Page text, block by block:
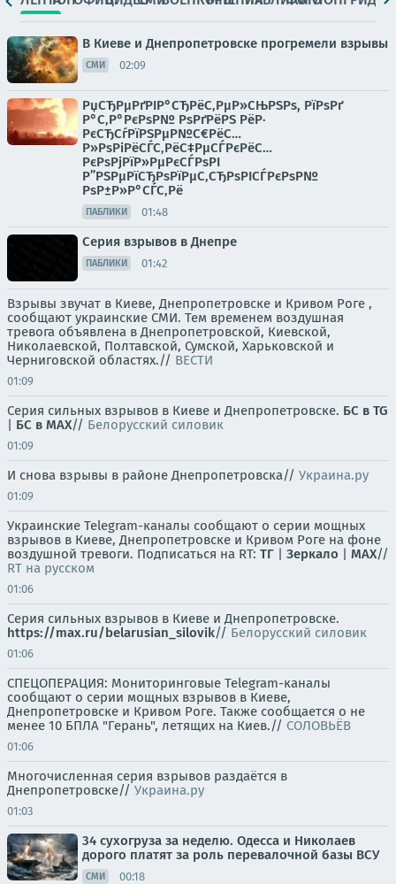
В Киеве и Днепропетровске прогремели взрывы
СМИ 02:09
РџСЂРµРґРІР°СЂРёС‚РµР»СЊРЅРѕ, РїРѕРґ
Р°С‚Р°РєРѕР№ РѕРґРёРЅ РёР·
РєСЂСѓРїРЅРµР№С€РёС…
Р»РѕРіРёСЃС‚РёС‡РµСЃРєРёС…
РєРѕРјРїР»РµРєСЃРѕРІ
Р”РЅРµРїСЂРѕРїРµС‚СЂРѕРІСЃРєРѕР№
РѕР±Р»Р°СЃС‚Рё
ПАБЛИКИ 01:48
Серия взрывов в Днепре
ПАБЛИКИ 01:42
Взрывы звучат в Киеве, Днепропетровске и Кривом Роге ,
сообщают украинские СМИ. Тем временем воздушная
тревога объявлена в Днепропетровской, Киевской,
Николаевской, Полтавской, Сумской, Харьковской и
Черниговской областях.// ВЕСТИ
01:09
Серия сильных взрывов в Киеве и Днепропетровске. БС в TG
| БС в МАХ// Белорусский силовик
01:09
И снова взрывы в районе Днепропетровска// Украина.ру
01:09
Украинские Telegram-каналы сообщают о серии мощных
взрывов в Киеве, Днепропетровске и Кривом Роге на фоне
воздушной тревоги. Подписаться на RT: ТГ | Зеркало | MAX//
RT на русском
01:06
Серия сильных взрывов в Киеве и Днепропетровске.
https://max.ru/belarusian_silovik// Белорусский силовик
01:06
СПЕЦОПЕРАЦИЯ: Мониторинговые Telegram-каналы
сообщают о серии мощных взрывов в Киеве,
Днепропетровске и Кривом Роге. Также сообщается о не
менее 10 БПЛА "Герань", летящих на Киев.// СОЛОВЬЁВ
01:06
Многочисленная серия взрывов раздаётся в
Днепропетровске// Украина.ру
01:03
34 сухогруза за неделю. Одесса и Николаев
дорого платят за роль перевалочной базы ВСУ
СМИ 00:18